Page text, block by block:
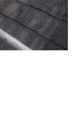
フォーム外壁
付：8時～20
頼は24時間受